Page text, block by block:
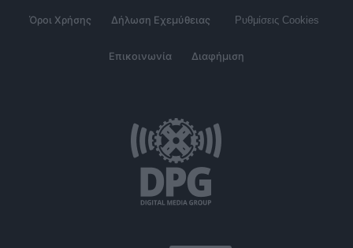
Όροι Χρήσης Δήλωση Εχεμύθειας Ρυθμίσεις Cookies
Επικοινωνία Διαφήμιση